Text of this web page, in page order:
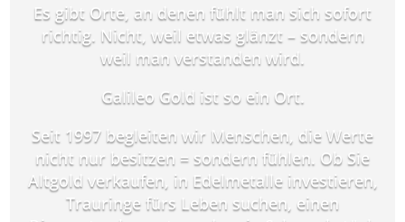
Es gibt Orte, an denen fühlt man sich sofort
richtig. Nicht, weil etwas glänzt – sondern
weil man verstanden wird.
Galileo Gold ist so ein Ort.
Seit 1997 begleiten wir Menschen, die Werte
nicht nur besitzen = sondern fühlen. Ob Sie
Altgold verkaufen, in Edelmetalle investieren,
Trauringe fürs Leben suchen, einen